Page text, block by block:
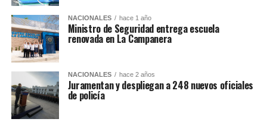
NACIONALES hace 1 año
Ministro de Seguridad entrega escuela
renovada en La Campanera
NACIONALES hace 2 años
Juramentan y despliegan a 248 nuevos oficiales
de policía